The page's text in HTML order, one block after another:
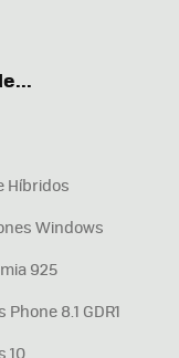
Híbridos
Windows
925
8.1 GDR1
10